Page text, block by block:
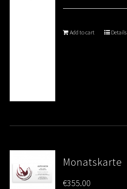
Add to cart Details
Monatskarte
€355.00